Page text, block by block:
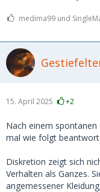
medima99 und
15. April 2025 +2
Nach einem
mal wie folgt
Diskretion zeigt sich
Verhalten als Ganzes.
angemessener